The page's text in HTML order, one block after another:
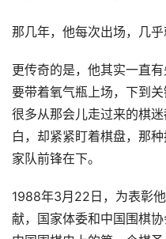
那几年，他每次出场，几乎
更传奇的是，他其实一直
要带着氧气瓶上场，下到
很多从那会儿走过来的棋
白，却紧紧盯着棋盘，那
家队前锋在下。
1988年3月22日，为表彰
献，国家体委和中国围棋